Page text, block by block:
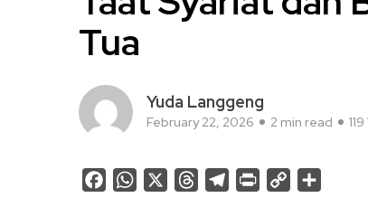
Tua
Yuda Langgeng
February 22, 2026 2 min read
FacebookWhatsApp ThreadsTelegram
Print
Copy